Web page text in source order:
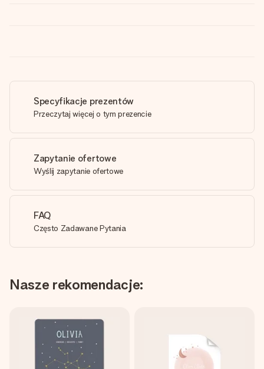
Specyfikacje prezentów
Przeczytaj więcej o tym prezencie
Zapytanie ofertowe
Wyślij zapytanie ofertowe
FAQ
Często Zadawane Pytania
Nasze rekomendacje: